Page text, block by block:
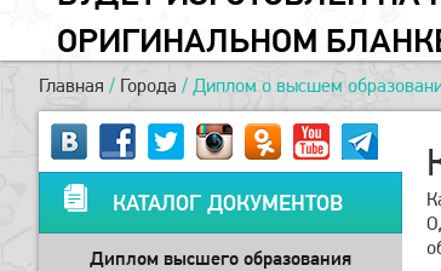
ОРИГИНАЛЬНОМ
Главная / Города / Диплом о высшем
КАТАЛОГ ДОКУМЕНТОВ
Диплом высшего образования